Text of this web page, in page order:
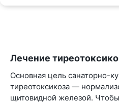
Лечение
Основная цель санаторно-
тиреотоксикоза —
щитовидной железой.